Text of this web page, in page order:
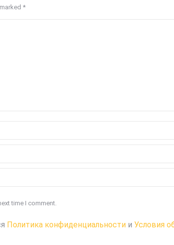
*
time I comment.
Политика конфиденциальности и Условия